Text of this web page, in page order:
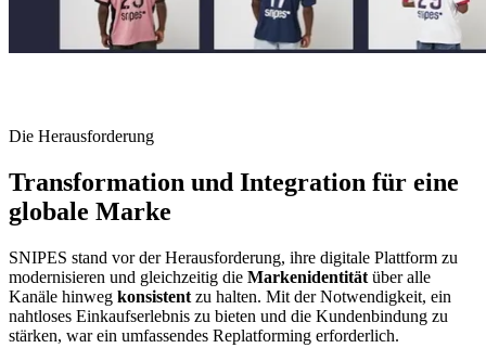
Die Herausforderung
Transformation und Integration für eine
globale Marke
SNIPES stand vor der Herausforderung, ihre digitale Plattform zu
modernisieren und gleichzeitig die Markenidentität über alle
Kanäle hinweg konsistent zu halten. Mit der Notwendigkeit, ein
nahtloses Einkaufserlebnis zu bieten und die Kundenbindung zu
stärken, war ein umfassendes Replatforming erforderlich.